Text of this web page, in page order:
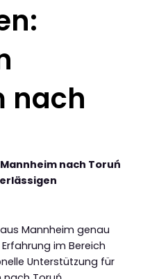
nach
nach Toruń
Mannheim genau
im Bereich
Unterstützung für